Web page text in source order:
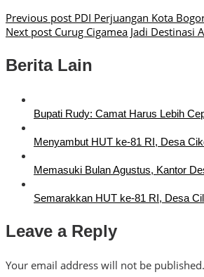
Previous post PDI Perjuangan Kota
Next post Curug Cigamea Jadi
Berita Lain
Bupati Rudy: Camat Harus Lebih
Menyambut HUT ke-81 RI, Desa
Memasuki Bulan Agustus, Kantor
Semarakkan HUT ke-81 RI, Desa
Leave a Reply
Your email address will not be published.